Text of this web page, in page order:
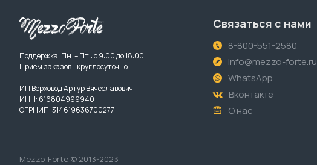
Поддержка: Пн. – Пт.: с 9:00 до 18:00
Прием заказов - круглосуточно
ИП Верховод Артур Вячеславович
ИНН: 616804999940
ОГРНИП: 314619636700277
Связаться с нами
8-800-551-2580
info@mezzo-forte.ru
WhatsApp
Вконтакте
О нас
Mezzo-Forte © 2013-2023